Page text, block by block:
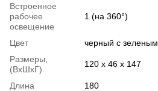
Встроенное
рабочее
освещение
1 (на 360°)
Цвет
черный с зеленым
Размеры,
(ВхШхГ)
120 х 46 х 147
Длина
180